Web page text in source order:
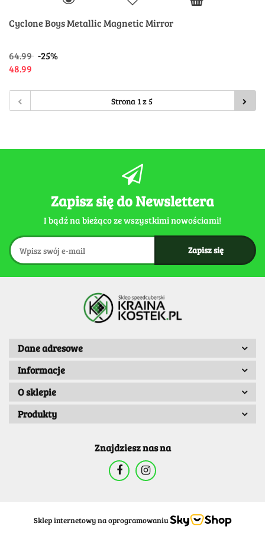
Cyclone Boys Metallic Magnetic Mirror
64.99 -25%
48.99
Zapisz się do Newslettera
I bądź na bieżąco ze wszystkimi nowościami!
Dane adresowe
Informacje
O sklepie
Produkty
Znajdziesz nas na
Sklep internetowy na oprogramowaniu